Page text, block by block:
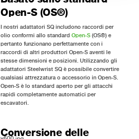
Open-S (OS®)
I nostri adattatori SQ includono raccordi per
olio conformi allo standard Open-S(OS®) e
pertanto funzionano perfettamente con i
raccordi di altri produttori Open-S aventi le
stesse dimensioni e posizioni. Utilizzando gli
adattatori Steelwrist SQ è possibile convertire
qualsiasi attrezzatura o accessorio in Open-S.
Open-S è lo standard aperto per gli attacchi
rapidi completamente automatici per
escavatori.
Conversione delle